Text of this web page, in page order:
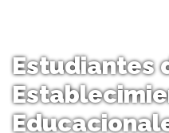
Estudiantes